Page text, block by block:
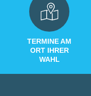
TERMINE AM
ORT IHRER
WAHL